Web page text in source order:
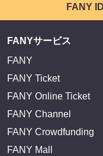
FANY
FANYサービス
FANY
FANY Ticket
FANY Online Ticket
FANY Channel
FANY Crowdfunding
FANY Mall